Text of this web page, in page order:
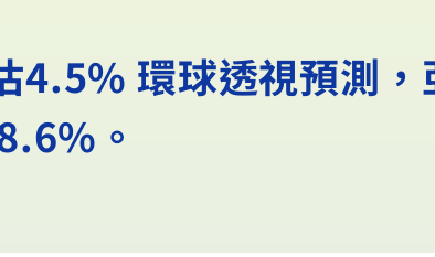
4.5% 環球透視預測
。